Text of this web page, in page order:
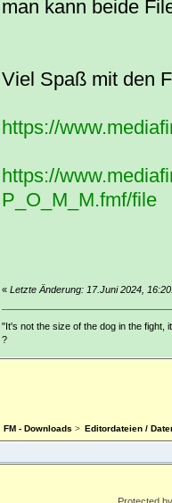
man kann beide
Viel Spaß mit den
https://
https://
P_O_M_M.fmf/file
« Letzte Änderung: 17.Juni 2024,
"It's not the size of the dog in the fight,
?
FM - Downloads > Editordateien /